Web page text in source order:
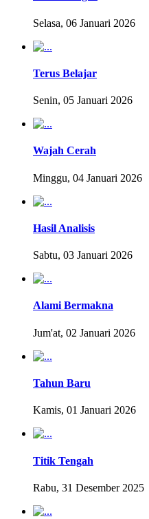
Selasa, 06 Januari 2026
Terus Belajar
Senin, 05 Januari 2026
Wajah Cerah
Minggu, 04 Januari 2026
Hasil Analisis
Sabtu, 03 Januari 2026
Alami Bermakna
Jum'at, 02 Januari 2026
Tahun Baru
Kamis, 01 Januari 2026
Titik Tengah
Rabu, 31 Desember 2025